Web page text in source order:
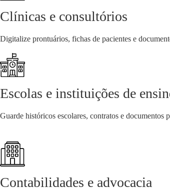
Clínicas e consultórios
Digitalize prontuários, fichas de pacientes e
Escolas e instituições de
Guarde históricos escolares, contratos e documentos
Contabilidades e advocacia